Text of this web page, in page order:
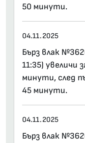
50 минути.
04.11.2025
Бърз влак
11:35) увеличи
минути, след
45 минути.
04.11.2025
Бърз влак